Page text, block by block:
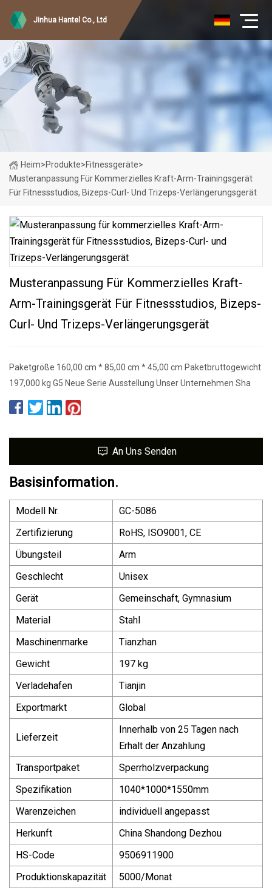
Jinhua Hantel Co., Ltd
Heim>Produkte>Fitnessgeräte>
Musteranpassung Für Kommerzielles Kraft-Arm-Trainingsgerät
Für Fitnessstudios, Bizeps-Curl- Und Trizeps-Verlängerungsgerät
Musteranpassung Für Kommerzielles Kraft-
Arm-Trainingsgerät Für Fitnessstudios, Bizeps-
Curl- Und Trizeps-Verlängerungsgerät
Paketgröße 160,00 cm * 85,00 cm * 45,00 cm Paketbruttogewicht
197,000 kg G5 Neue Serie Ausstellung Unser Unternehmen Sha
An Uns Senden
Basisinformation.
Modell Nr.
GC-5086
Zertifizierung
RoHS, ISO9001, CE
Übungsteil
Arm
Geschlecht
Unisex
Gerät
Gemeinschaft, Gymnasium
Material
Stahl
Maschinenmarke
Tianzhan
Gewicht
197 kg
Verladehafen
Tianjin
Exportmarkt
Global
Lieferzeit
Innerhalb von 25 Tagen nach
Erhalt der Anzahlung
Transportpaket
Sperrholzverpackung
Spezifikation
1040*1000*1550mm
Warenzeichen
individuell angepasst
Herkunft
China Shandong Dezhou
HS-Code
9506911900
Produktionskapazität
5000/Monat